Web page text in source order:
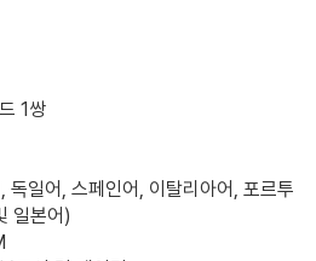
1쌍
독일어, 스페인어, 이탈리아어, 포르투
일본어)